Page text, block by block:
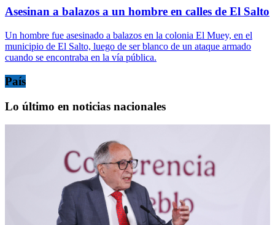
Asesinan a balazos a un hombre en calles de El Salto
Un hombre fue asesinado a balazos en la colonia El Muey, en el
municipio de El Salto, luego de ser blanco de un ataque armado
cuando se encontraba en la vía pública.
País
Lo último en noticias nacionales